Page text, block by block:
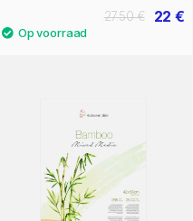
22 €
27.50 €